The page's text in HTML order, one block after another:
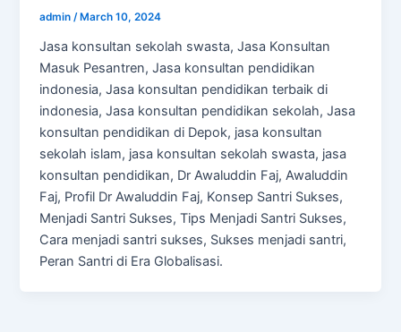
admin/March 10, 2024
Jasa konsultan sekolah swasta, Jasa Konsultan
Masuk Pesantren, Jasa konsultan pendidikan
indonesia, Jasa konsultan pendidikan terbaik di
indonesia, Jasa konsultan pendidikan sekolah, Jasa
konsultan pendidikan di Depok, jasa konsultan
sekolah islam, jasa konsultan sekolah swasta, jasa
konsultan pendidikan, Dr Awaluddin Faj, Awaluddin
Faj, Profil Dr Awaluddin Faj, Konsep Santri Sukses,
Menjadi Santri Sukses, Tips Menjadi Santri Sukses,
Cara menjadi santri sukses, Sukses menjadi santri,
Peran Santri di Era Globalisasi.